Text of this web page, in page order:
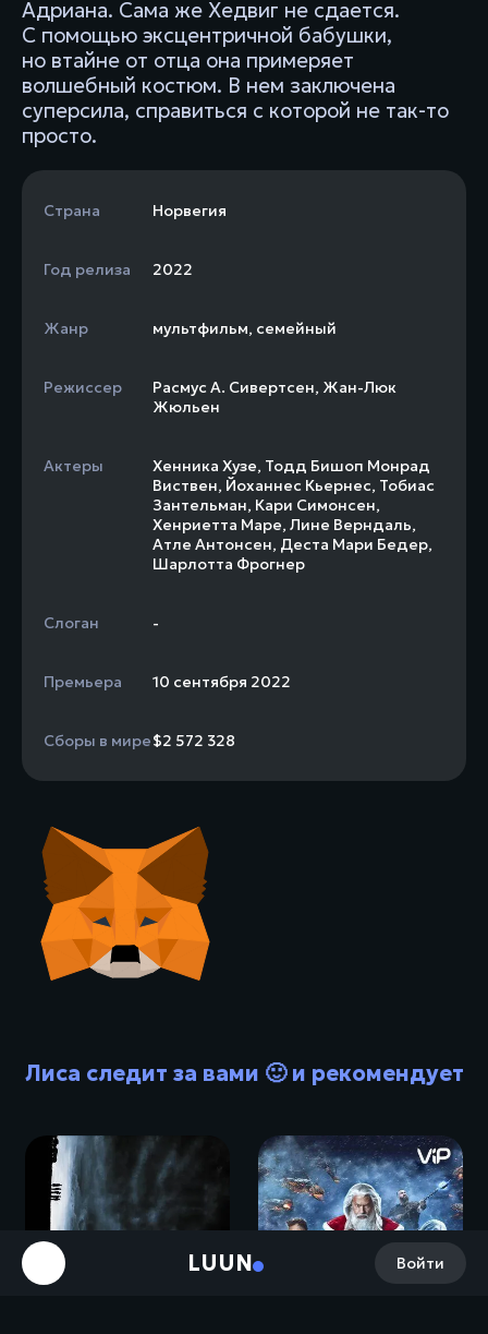
LUUN Войти
Адриана. Сама же Хедвиг не сдается.
С помощью эксцентричной бабушки,
но втайне от отца она примеряет
волшебный костюм. В нем заключена
суперсила, справиться с которой не так-то
просто.
Страна Норвегия
Год релиза 2022
Жанр мультфильм, семейный
Режиссер Расмус А. Сивертсен, Жан-Люк
Жюльен
Актеры Хенника Хузе, Тодд Бишоп Монрад
Виствен, Йоханнес Кьернес, Тобиас
Зантельман, Кари Симонсен,
Хенриетта Маре, Лине Верндаль,
Атле Антонсен, Деста Мари Бедер,
Шарлотта Фрогнер
Слоган -
Премьера 10 сентября 2022
Сборы в мире$2 572 328
Лиса следит за вами 🙂 и рекомендует